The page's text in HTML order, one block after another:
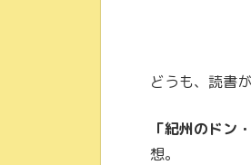
どうも、読書
「紀州のドン
想。